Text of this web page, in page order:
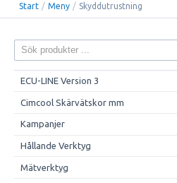
Start / Meny / Skyddutrustning
ECU-LINE Version 3
Cimcool Skärvätskor mm
Kampanjer
Hållande Verktyg
Mätverktyg